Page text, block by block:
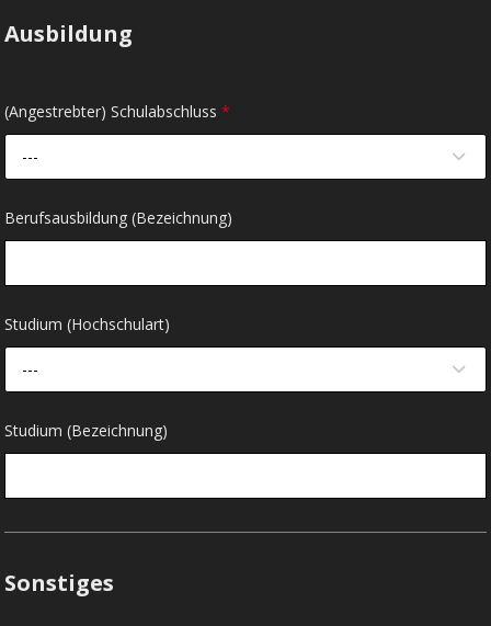
Ausbildung
(Angestrebter) Schulabschluss*
---
Berufsausbildung (Bezeichnung)
Studium (Hochschulart)
---
Studium (Bezeichnung)
Sonstiges